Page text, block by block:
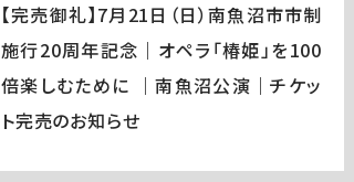
【完売御礼】7月21日（日）南魚沼市市制
施行20周年記念｜オペラ「椿姫」を100
倍楽しむために ｜南魚沼公演｜チケッ
ト完売のお知らせ